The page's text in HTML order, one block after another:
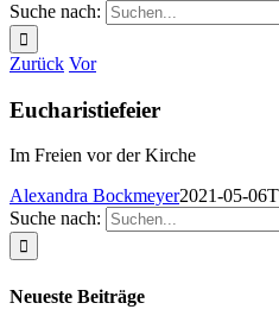
Suche nach:
Zurück Vor
Eucharistiefeier
Im Freien vor der Kirche
Alexandra Bockmeyer2021-05-
Suche nach:
Neueste Beiträge